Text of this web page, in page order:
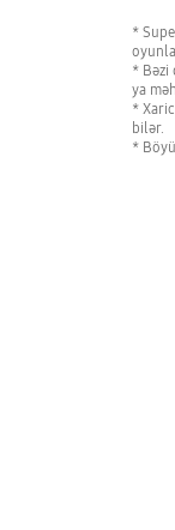
*
* Bəzi
ya
*
bilər.
*